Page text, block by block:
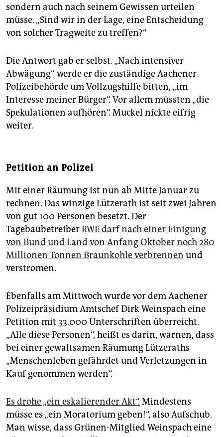
sondern auch nach seinem Gewissen urteilen
müsse. „Sind wir in der Lage, eine Entscheidung
von solcher Tragweite zu treffen?“
Die Antwort gab er selbst. „Nach intensiver
Abwägung“ werde er die zuständige Aachener
Polizeibehörde um Vollzugshilfe bitten, „im
Interesse meiner Bürger“. Vor allem müssten „die
Spekulationen aufhören“. Muckel nickte eifrig
weiter.
Petition an Polizei
Mit einer Räumung ist nun ab Mitte Januar zu
rechnen. Das winzige Lützerath ist seit zwei Jahren
von gut 100 Personen besetzt. Der
TagebaubetreiberRWE darf nach einer Einigung
von Bund und Land von Anfang Oktober noch 280
Millionen Tonnen Braunkohle verbrennen und
verstromen.
Ebenfalls am Mittwoch wurde vor dem Aachener
Polizeipräsidium Amtschef Dirk Weinspach eine
Petition mit 33.000 Unterschriften überreicht.
„Alle diese Personen“, heißt es darin, warnen, dass
bei einer gewaltsamen Räumung Lützeraths
„Menschenleben gefährdet und Verletzungen in
Kauf genommen werden“.
Es drohe „ein eskalierender Akt“. Mindestens
müsse es „ein Moratorium geben!“, also Aufschub.
Man wisse, dass Grünen-Mitglied Weinspach eine